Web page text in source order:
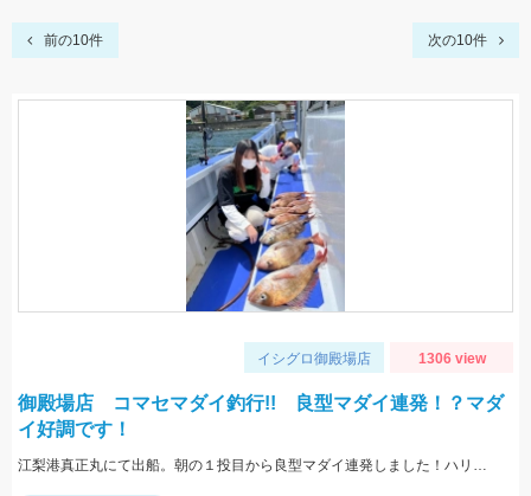
前の10件 次の10件
イシグロ御殿場店 1306 view
御殿場店 コマセマダイ釣行!! 良型マダイ連発！？マダ
イ好調です！
江梨港真正丸にて出船。朝の１投目から良型マダイ連発しました！ハリスは4号10ｍを使用。針はチヌ針３号でひかり玉レッド2号を使いました！